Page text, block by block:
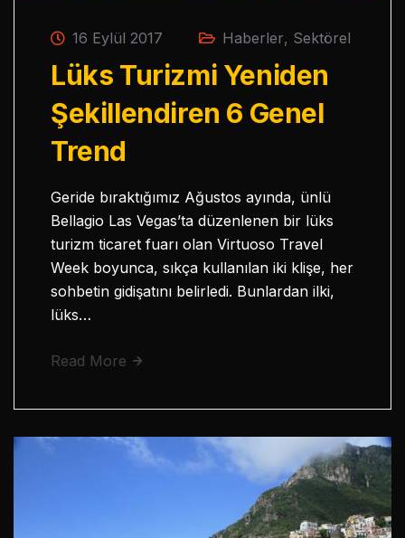
16 Eylül 2017 Haberler, Sektörel
Lüks Turizmi Yeniden
Şekillendiren 6 Genel
Trend
Geride bıraktığımız Ağustos ayında, ünlü
Bellagio Las Vegas’ta düzenlenen bir lüks
turizm ticaret fuarı olan Virtuoso Travel
Week boyunca, sıkça kullanılan iki klişe, her
sohbetin gidişatını belirledi. Bunlardan ilki,
lüks…
Read More